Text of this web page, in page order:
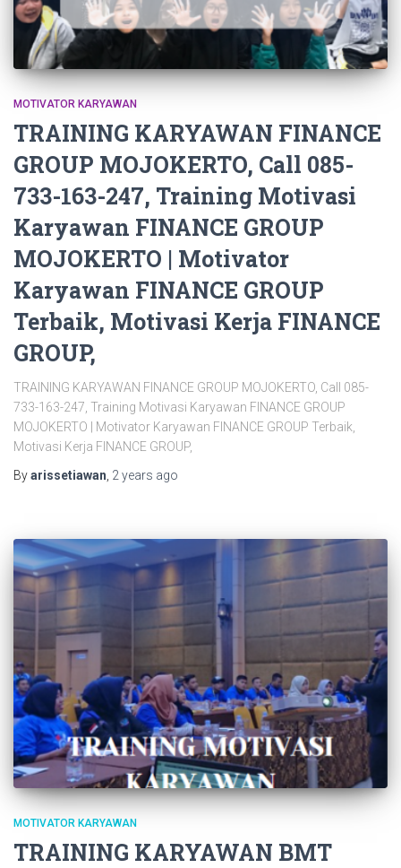
MOTIVATOR KARYAWAN
TRAINING KARYAWAN FINANCE
GROUP MOJOKERTO, Call 085-
733-163-247, Training Motivasi
Karyawan FINANCE GROUP
MOJOKERTO | Motivator
Karyawan FINANCE GROUP
Terbaik, Motivasi Kerja FINANCE
GROUP,
TRAINING KARYAWAN FINANCE GROUP MOJOKERTO, Call 085-
733-163-247, Training Motivasi Karyawan FINANCE GROUP
MOJOKERTO | Motivator Karyawan FINANCE GROUP Terbaik,
Motivasi Kerja FINANCE GROUP,
Byarissetiawan 2 years ago
MOTIVATOR KARYAWAN
TRAINING KARYAWAN BMT